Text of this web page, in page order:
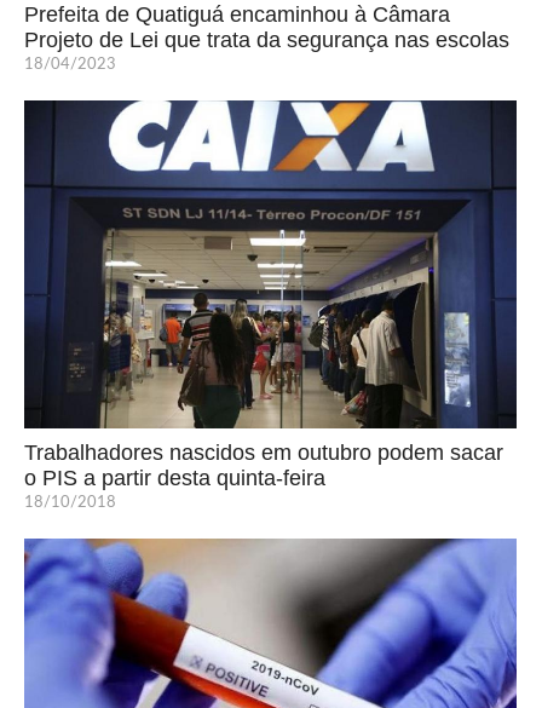
Prefeita de Quatiguá encaminhou à Câmara
Projeto de Lei que trata da segurança nas escolas
18/04/2023
Trabalhadores nascidos em outubro podem sacar
o PIS a partir desta quinta-feira
18/10/2018